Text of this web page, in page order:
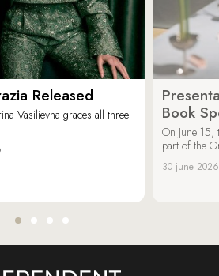
Released
Vasilievna graces all three
Book
On June 15,
part of the
30 june 2026